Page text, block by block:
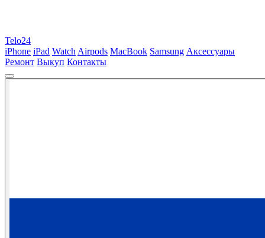
Telo24
iPhone iPad Watch Airpods MacBook Samsung Аксессуары
Ремонт Выкуп Контакты